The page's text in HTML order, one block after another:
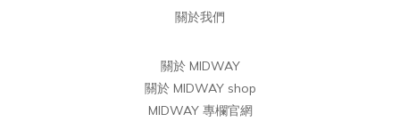
關於我們
關於 MIDWAY
關於 MIDWAY shop
MIDWAY 專欄官網